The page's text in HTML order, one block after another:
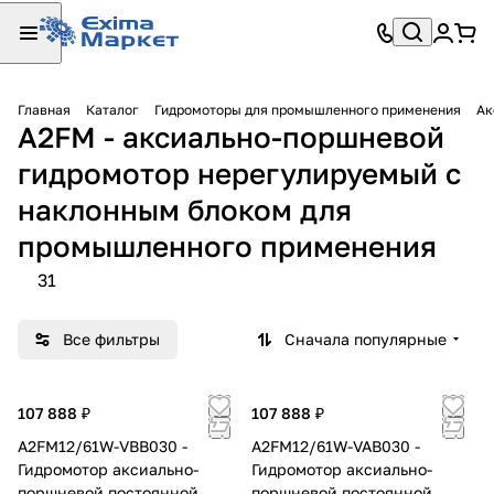
Главная Каталог Гидромоторы для промышленного применения
A2FM - аксиально-поршневой
гидромотор нерегулируемый с
наклонным блоком для
промышленного применения
31
Все фильтры Сначала популярные
107 888 ₽
A2FM12/61W-VBB030 -
Гидромотор аксиально-
107 888 ₽
A2FM12/61W-VAB030 -
Гидромотор аксиально-